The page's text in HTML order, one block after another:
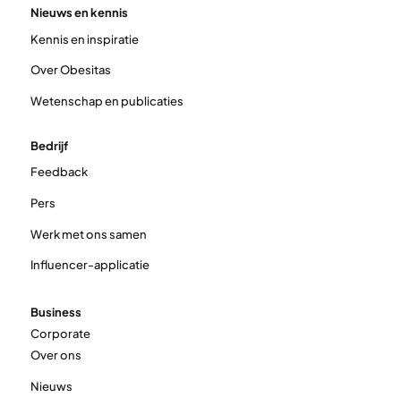
Nieuws en kennis
Kennis en inspiratie
Over Obesitas
Wetenschap en publicaties
Bedrijf
Feedback
Pers
Werk met ons samen
Influencer-applicatie
Business
Corporate
Over ons
Nieuws